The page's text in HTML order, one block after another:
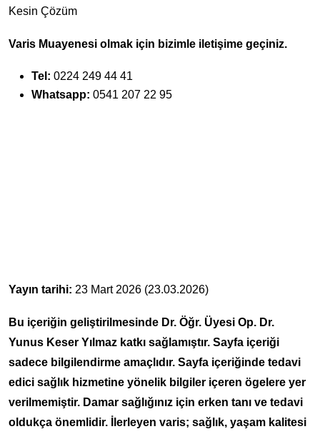
Kesin Çözüm
Varis Muayenesi olmak için bizimle iletişime geçiniz.
Tel: 0224 249 44 41
Whatsapp: 0541 207 22 95
Yayın tarihi: 23 Mart 2026 (23.03.2026)
Bu içeriğin geliştirilmesinde Dr. Öğr. Üyesi Op. Dr.
Yunus Keser Yılmaz katkı sağlamıştır. Sayfa içeriği
sadece bilgilendirme amaçlıdır. Sayfa içeriğinde tedavi
edici sağlık hizmetine yönelik bilgiler içeren ögelere yer
verilmemiştir. Damar sağlığınız için erken tanı ve tedavi
oldukça önemlidir. İlerleyen varis; sağlık, yaşam kalitesi